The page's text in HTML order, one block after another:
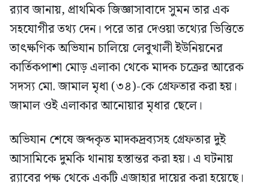
র‍্যাব জানায়, প্রাথমিক জিজ্ঞাসাবাদে সুমন তার এক
সহযোগীর তথ্য দেন। পরে তার দেওয়া তথ্যের ভিত্তিতে
তাৎক্ষণিক অভিযান চালিয়ে লেবুখালী ইউনিয়নের
কার্তিকপাশা মোড় এলাকা থেকে মাদক চক্রের আরেক
সদস্য মো. জামাল মৃধা (৩৪)-কে গ্রেফতার করা হয়।
জামাল ওই এলাকার আনোয়ার মৃধার ছেলে।
অভিযান শেষে জব্দকৃত মাদকদ্রব্যসহ গ্রেফতার দুই
আসামিকে দুমকি থানায় হস্তান্তর করা হয়। এ ঘটনায়
র‍্যাবের পক্ষ থেকে একটি এজাহার দায়ের করা হয়েছে।